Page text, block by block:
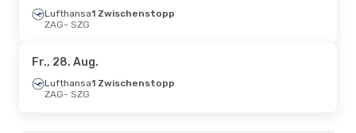
Fr., 23. Okt. - Fr., 23. Okt.
Lufthansa1 Zwischenstopp
SZG- ZAG
Lufthansa1 Zwischenstopp
ZAG- SZG
Fr., 28. Aug.
Lufthansa1 Zwischenstopp
ZAG- SZG